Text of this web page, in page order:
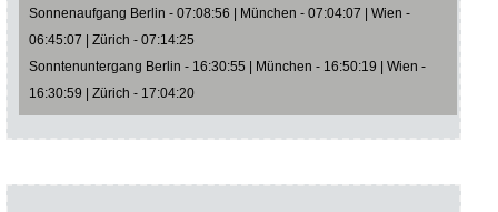
Sonnenaufgang Berlin - 07:08:56 | München - 07:04:07 | Wien -
06:45:07 | Zürich - 07:14:25
Sonntenuntergang Berlin - 16:30:55 | München - 16:50:19 | Wien -
16:30:59 | Zürich - 17:04:20